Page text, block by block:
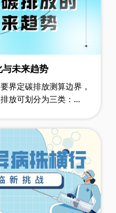
未来趋势
界定碳排放测算边界，
放可划分为三类：